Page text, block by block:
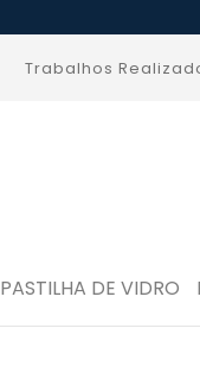
Trabalhos
PASTILHA DE VIDRO